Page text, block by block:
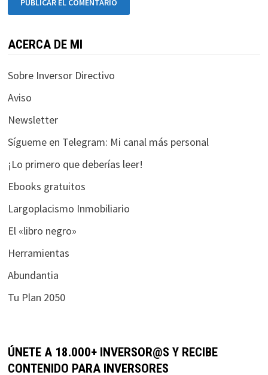
ACERCA DE MI
Sobre Inversor Directivo
Aviso
Newsletter
Sígueme en Telegram: Mi canal más personal
¡Lo primero que deberías leer!
Ebooks gratuitos
Largoplacismo Inmobiliario
El «libro negro»
Herramientas
Abundantia
Tu Plan 2050
ÚNETE A 18.000+ INVERSOR@S Y RECIBE
CONTENIDO PARA INVERSORES